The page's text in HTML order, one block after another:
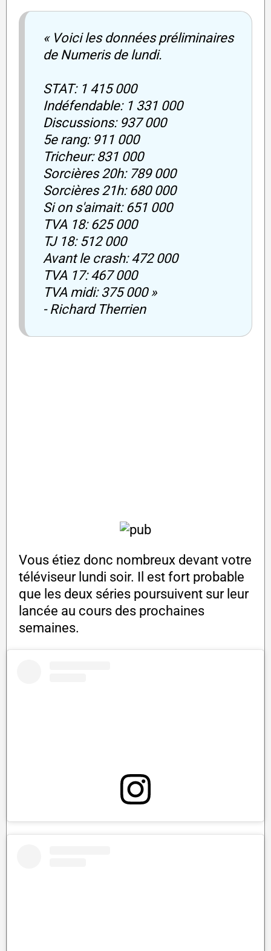
« Voici les données préliminaires
de Numeris de lundi.
STAT: 1 415 000
Indéfendable: 1 331 000
Discussions: 937 000
5e rang: 911 000
Tricheur: 831 000
Sorcières 20h: 789 000
Sorcières 21h: 680 000
Si on s'aimait: 651 000
TVA 18: 625 000
TJ 18: 512 000
Avant le crash: 472 000
TVA 17: 467 000
TVA midi: 375 000 »
- Richard Therrien
Vous étiez donc nombreux devant votre
téléviseur lundi soir. Il est fort probable
que les deux séries poursuivent sur leur
lancée au cours des prochaines
semaines.